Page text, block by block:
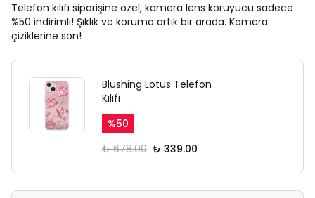
Telefon kılıfı siparişine özel, kamera lens koruyucu sadece
%50 indirimli! Şıklık ve koruma artık bir arada. Kamera
çiziklerine son!
Blushing Lotus Telefon
Kılıfı
%50
₺ 678.00 ₺ 339.00